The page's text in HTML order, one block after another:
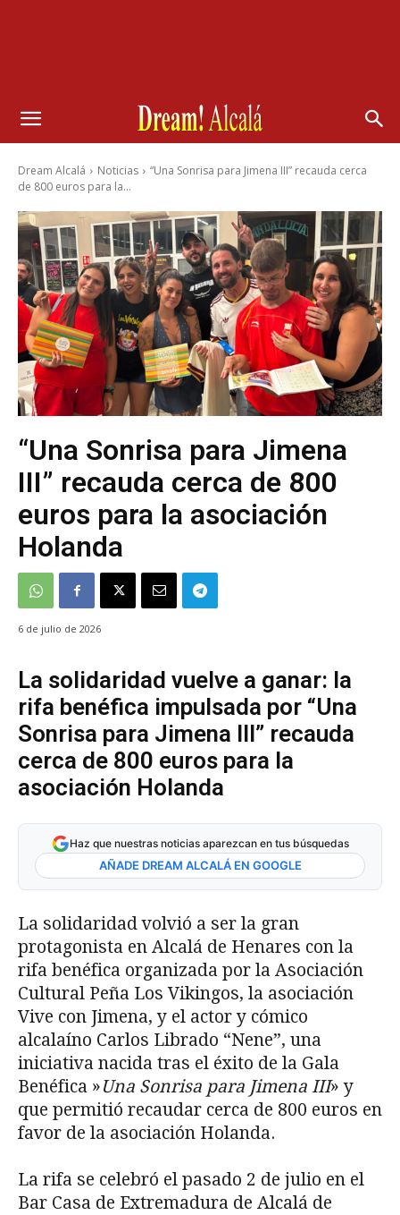
Dream Alcalá Noticias
“Una Sonrisa para Jimena III” recauda cerca
de 800 euros para la...
“Una Sonrisa para Jimena
III” recauda cerca de 800
euros para la asociación
Holanda
6 de julio de 2026
La solidaridad vuelve a ganar: la
rifa benéfica impulsada por “Una
Sonrisa para Jimena III” recauda
cerca de 800 euros para la
asociación Holanda
Haz que nuestras noticias aparezcan en tus búsquedas
AÑADE DREAM ALCALÁ EN GOOGLE
La solidaridad volvió a ser la gran
protagonista en Alcalá de Henares con la
rifa benéfica organizada por la Asociación
Cultural Peña Los Vikingos, la asociación
Vive con Jimena, y el actor y cómico
alcalaíno Carlos Librado “Nene”, una
iniciativa nacida tras el éxito de la Gala
Benéfica »Una Sonrisa para Jimena III» y
que permitió recaudar cerca de 800 euros en
favor de la asociación Holanda.
La rifa se celebró el pasado 2 de julio en el
Bar Casa de Extremadura de Alcalá de